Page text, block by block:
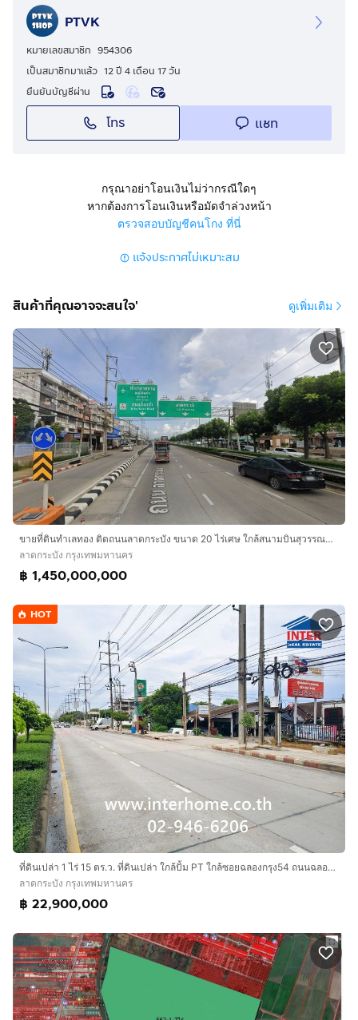
ราคา 116,840,000 บาท (20,000 บาท/ตร.วา) (8,000,000
บาท/ไร่)
สนใจติดต่อ
โทรกดเพื่อดูเบอร์โทร xxxxxx428
(ไม่รับนายหน้า)
PTVK
หมายเลขสมาชิก 954306
เป็นสมาชิกมาแล้ว 12 ปี 4 เดือน 17 วัน
ยืนยันบัญชีผ่าน
โทร แชท
กรุณาอย่าโอนเงินไม่ว่ากรณีใดๆ
หากต้องการโอนเงินหรือมัดจำล่วงหน้า
ตรวจสอบบัญชีคนโกง ที่นี่
แจ้งประกาศไม่เหมาะสม
สินค้าที่คุณอาจจะสนใจ' ดูเพิ่มเติม
ขายที่ดินทำเลทอง ติดถนนลาดกระบัง ขนาด 20 ไร่เศษ ใกล้สนามบินสุวรรณภูมิ เพียง 4 กม.
ลาดกระบัง กรุงเทพมหานคร
฿ 1,450,000,000
HOT
ที่ดินเปล่า 1 ไร่ 15 ตร.ว. ที่ดินเปล่า ใกล้ปั้ม PT ใกล้ซอยฉลองกรุง54 ถนนฉลองกรุง ถนนฉลองกรุง54 เขตลาดกระบัง กรุงเทพมหานคร
ลาดกระบัง กรุงเทพมหานคร
฿ 22,900,000